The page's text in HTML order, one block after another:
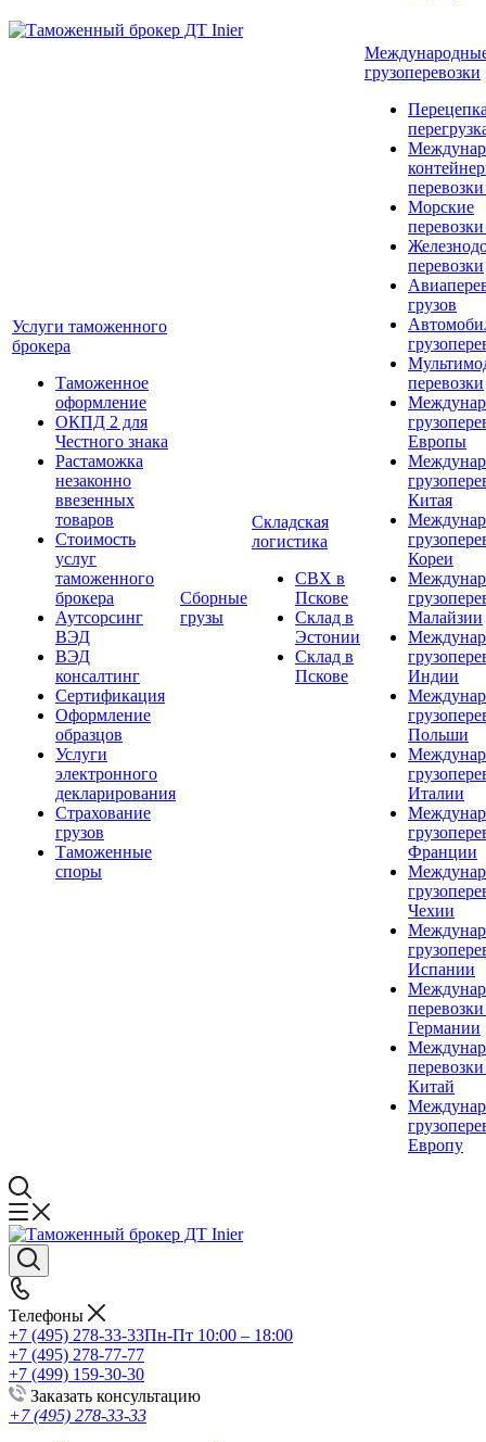
Услуги таможенного
брокера
Таможенное
оформление
ОКПД 2 для
Честного знака
Растаможка
незаконно
ввезенных
товаров
Стоимость
услуг
таможенного
брокера
Аутсорсинг
ВЭД
ВЭД
консалтинг
Сертификация
Оформление
образцов
Услуги
электронного
декларирования
Страхование
грузов
Таможенные
споры
Сборные
грузы
Складская
логистика
СВХ в
Пскове
Склад в
Эстонии
Склад в
Пскове
грузоперевозки
Морские
перевозки
грузов
перевозки
Европы
Китая
Кореи
Малайзии
Индии
Польши
Италии
Франции
Чехии
Испании
Германии
Китай
Европу
Телефоны
+7 (495) 278-33-33Пн-Пт 10:00 – 18:00
+7 (495) 278-77-77
+7 (499) 159-30-30
Заказать консультацию
+7 (495) 278-33-33